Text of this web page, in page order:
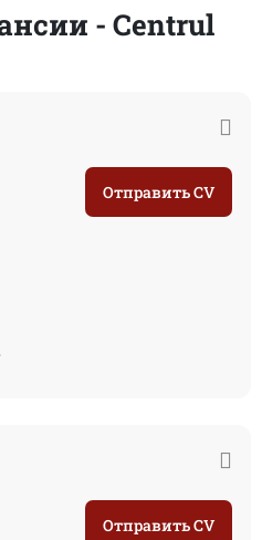
- Centrul
Отправить CV
Отправить CV